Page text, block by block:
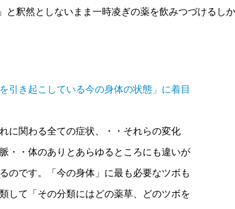
と釈然としないまま一時凌ぎの薬を飲みつづけるし
引き起こしている今の身体の状態」に着目
に関わる全ての症状、・・それらの変化
・・体のありとあらゆるところにも違いが
のです。「今の身体」に最も必要なツボも
して「その分類にはどの薬草、どのツボを